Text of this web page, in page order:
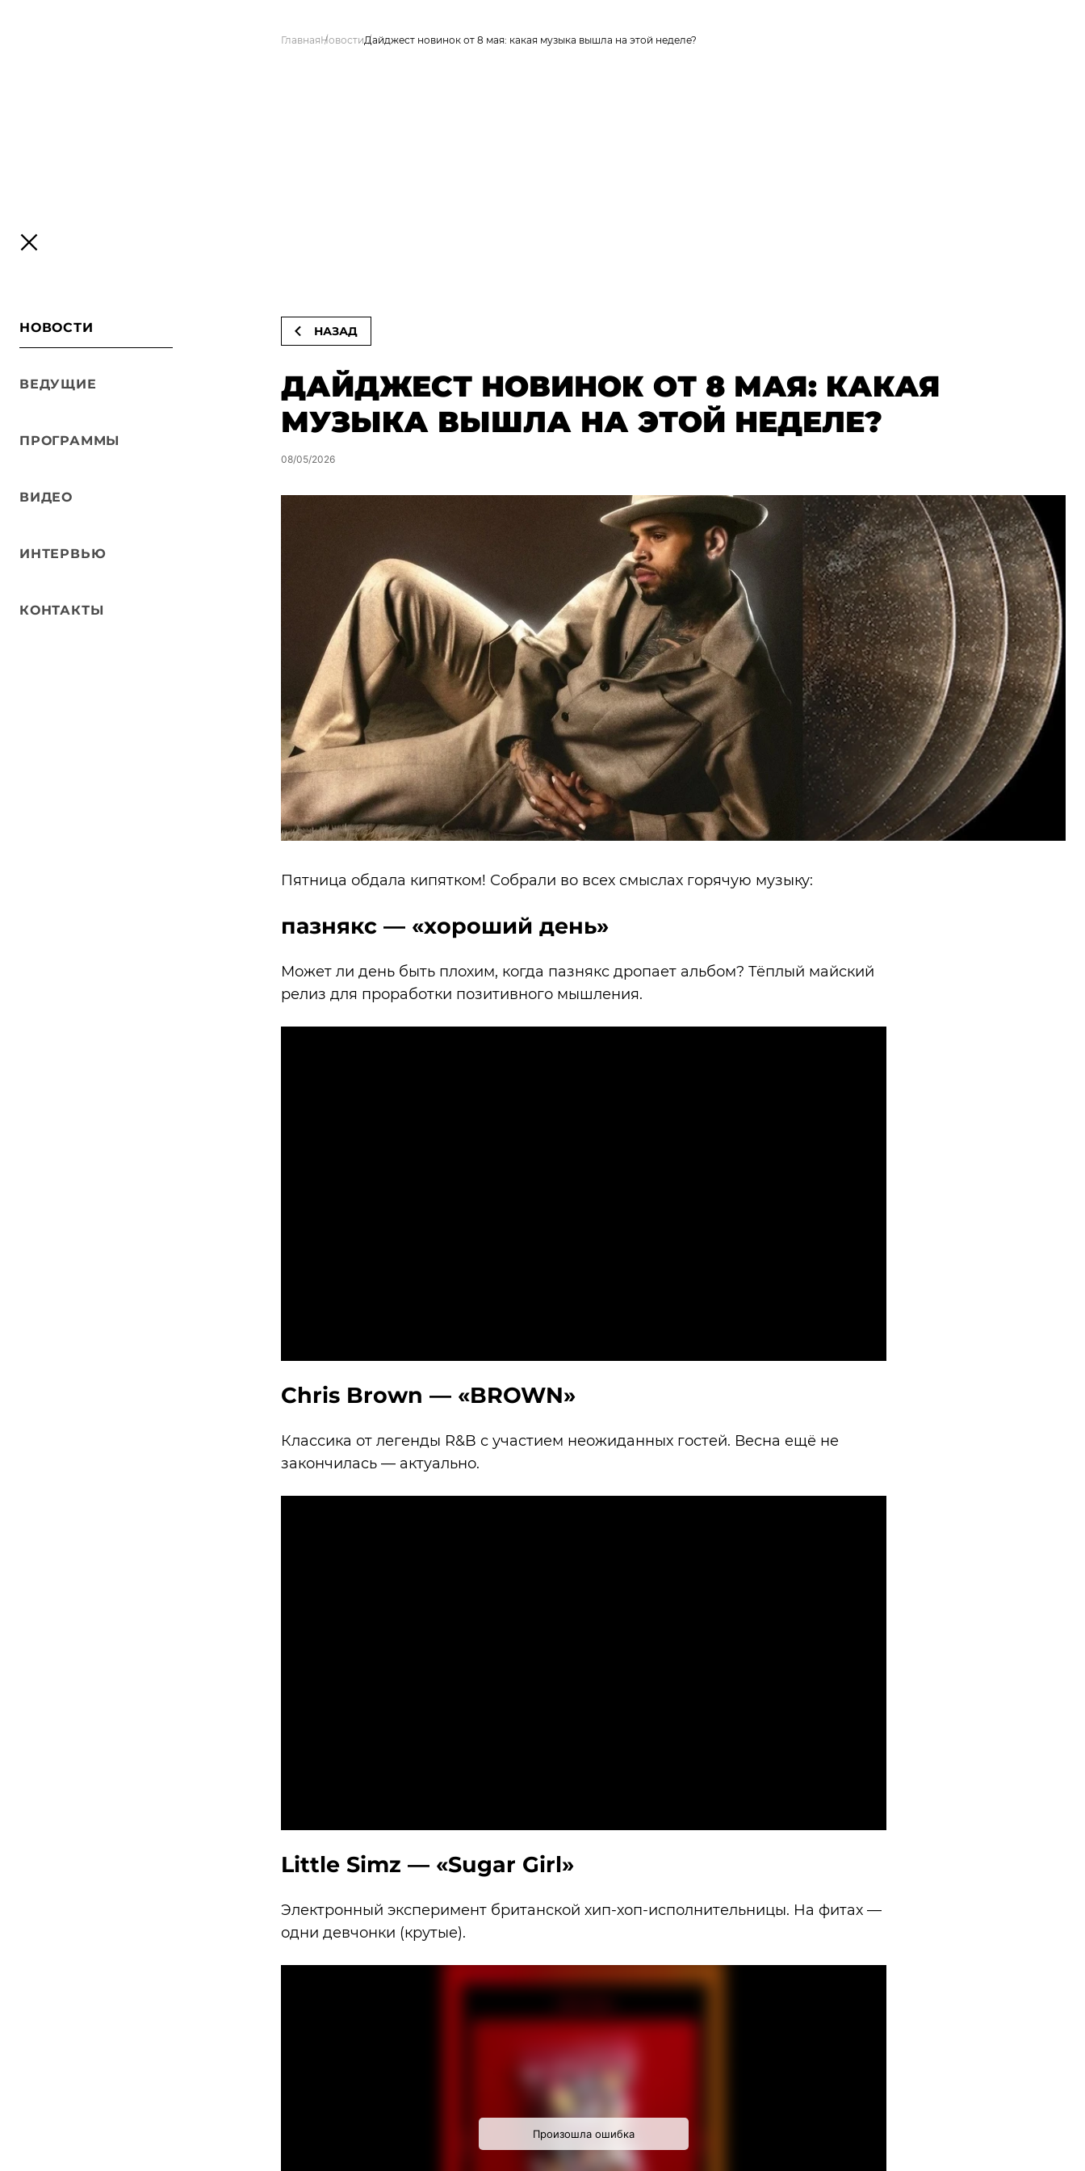
НОВОСТИ
ВЕДУЩИЕ
ПРОГРАММЫ
ВИДЕО
ИНТЕРВЬЮ
КОНТАКТЫ
ГлавнаяНовостиДайджест новинок от 8 мая: какая музыка вышла на этой неделе?
НАЗАД
ДАЙДЖЕСТ НОВИНОК ОТ 8 МАЯ: КАКАЯ
МУЗЫКА ВЫШЛА НА ЭТОЙ НЕДЕЛЕ?
08/05/2026
Пятница обдала кипятком! Собрали во всех смыслах горячую музыку:
пазнякс — «хороший день»
Может ли день быть плохим, когда пазнякс дропает альбом? Тёплый майский
релиз для проработки позитивного мышления.
Chris Brown — «BROWN»
Классика от легенды R&B с участием неожиданных гостей. Весна ещё не
закончилась — актуально.
Little Simz — «Sugar Girl»
Электронный эксперимент британской хип-хоп-исполнительницы. На фитах —
одни девчонки (крутые).